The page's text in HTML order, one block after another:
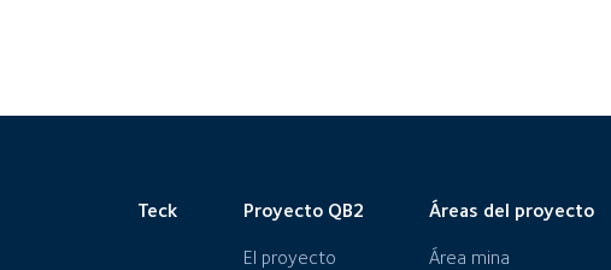
Teck Proyecto QB2
El proyecto
Áreas del proyecto
Área mina